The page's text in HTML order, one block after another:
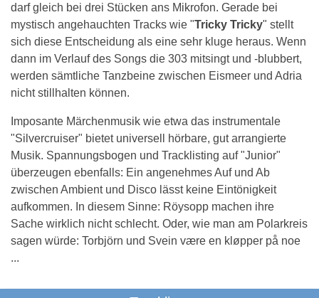
darf gleich bei drei Stücken ans Mikrofon. Gerade bei
mystisch angehauchten Tracks wie "Tricky Tricky" stellt
sich diese Entscheidung als eine sehr kluge heraus. Wenn
dann im Verlauf des Songs die 303 mitsingt und -blubbert,
werden sämtliche Tanzbeine zwischen Eismeer und Adria
nicht stillhalten können.
Imposante Märchenmusik wie etwa das instrumentale
"Silvercruiser" bietet universell hörbare, gut arrangierte
Musik. Spannungsbogen und Tracklisting auf "Junior"
überzeugen ebenfalls: Ein angenehmes Auf und Ab
zwischen Ambient und Disco lässt keine Eintönigkeit
aufkommen. In diesem Sinne: Röysopp machen ihre
Sache wirklich nicht schlecht. Oder, wie man am Polarkreis
sagen würde: Torbjörn und Svein være en kløpper på noe
...